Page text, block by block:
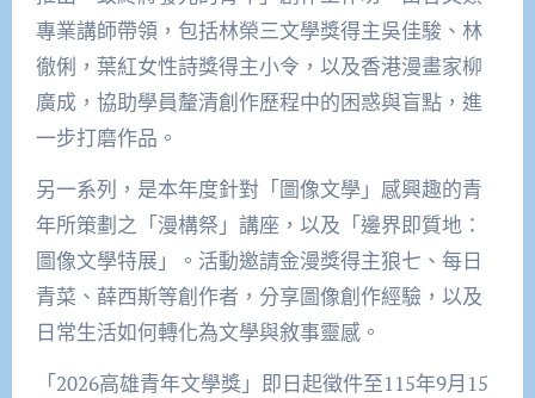
專業講師帶領，包括林榮三文學獎得主吳佳駿、林
徹俐，葉紅女性詩獎得主小令，以及香港漫畫家柳
廣成，協助學員釐清創作歷程中的困惑與盲點，進
一步打磨作品。
另一系列，是本年度針對「圖像文學」感興趣的青
年所策劃之「漫構祭」講座，以及「邊界即質地：
圖像文學特展」。活動邀請金漫獎得主狼七、每日
青菜、薛西斯等創作者，分享圖像創作經驗，以及
日常生活如何轉化為文學與敘事靈感。
「2026高雄青年文學獎」即日起徵件至115年9月15